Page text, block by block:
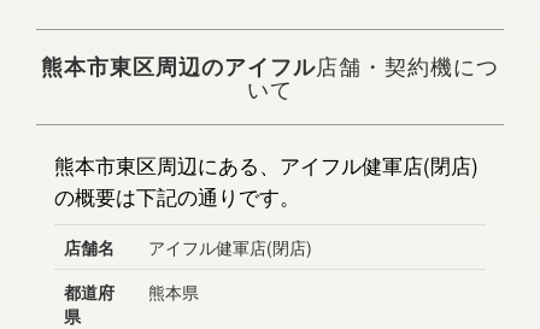
熊本市東区周辺のアイフル店舗・契約機につ
いて
熊本市東区周辺にある、アイフル健軍店(閉店)
の概要は下記の通りです。
店舗名
アイフル健軍店(閉店)
都道府
県
熊本県